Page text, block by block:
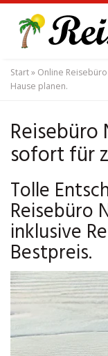
main
content
Start» Online
Hause planen.
sofort für
Tolle
Reisebüro
inklusive
Bestpreis.